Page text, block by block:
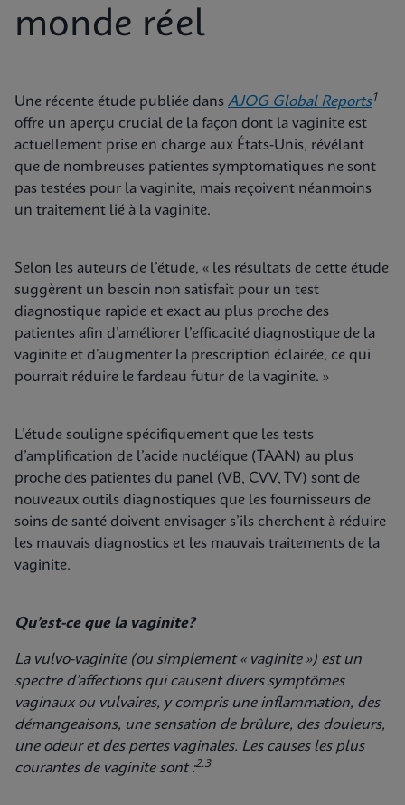
monde réel
Une récente étude publiée dans AJOG Global Reports1
offre un aperçu crucial de la façon dont la vaginite est
actuellement prise en charge aux États-Unis, révélant
que de nombreuses patientes symptomatiques ne sont
pas testées pour la vaginite, mais reçoivent néanmoins
un traitement lié à la vaginite.
Selon les auteurs de l’étude, « les résultats de cette étude
suggèrent un besoin non satisfait pour un test
diagnostique rapide et exact au plus proche des
patientes afin d’améliorer l’efficacité diagnostique de la
vaginite et d’augmenter la prescription éclairée, ce qui
pourrait réduire le fardeau futur de la vaginite. »
L’étude souligne spécifiquement que les tests
d’amplification de l’acide nucléique (TAAN) au plus
proche des patientes du panel (VB, CVV, TV) sont de
nouveaux outils diagnostiques que les fournisseurs de
soins de santé doivent envisager s’ils cherchent à réduire
les mauvais diagnostics et les mauvais traitements de la
vaginite.
Qu’est-ce que la vaginite?
La vulvo-vaginite (ou simplement « vaginite ») est un
spectre d’affections qui causent divers symptômes
vaginaux ou vulvaires, y compris une inflammation, des
démangeaisons, une sensation de brûlure, des douleurs,
une odeur et des pertes vaginales. Les causes les plus
courantes de vaginite sont :2.3